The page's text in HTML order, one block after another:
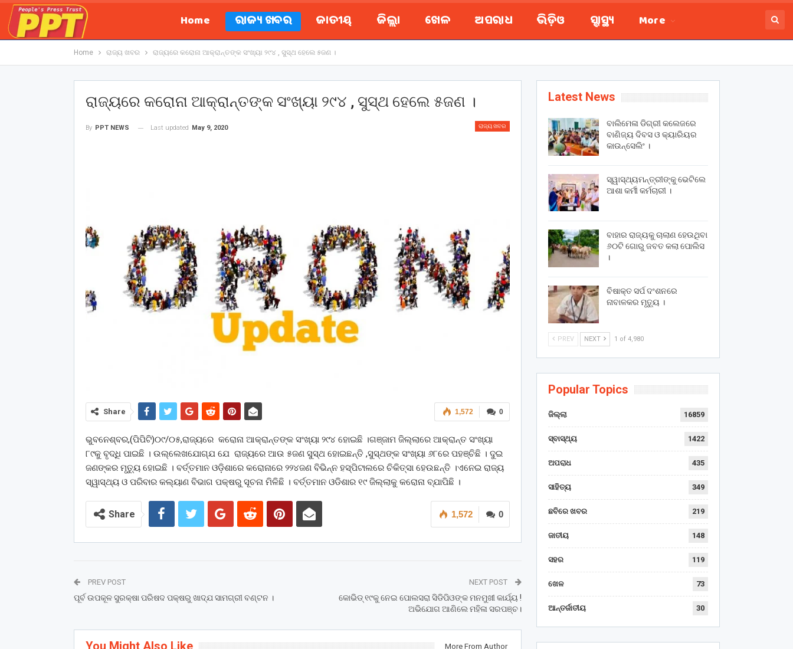
Home ରାଜ୍ୟ ଖବର ଜାତୀୟ ଜିଲ୍ଲା ଖେଳ ଅପରାଧ ଭିଡ଼ିଓ ସ୍ବାସ୍ଥ୍ୟ More
Home ରାଜ୍ୟ ଖବର ରାଜ୍ୟରେ କରୋନା ଆକ୍ରାନ୍ତଙ୍କ ସଂଖ୍ୟା ୨୯୪ , ସୁସ୍ଥ ହେଲେ ୫ଜଣ ।
ରାଜ୍ୟରେ କରୋନା ଆକ୍ରାନ୍ତଙ୍କ ସଂଖ୍ୟା ୨୯୪ , ସୁସ୍ଥ ହେଲେ ୫ଜଣ ।
ରାଜ୍ୟ ଖବର
By PPT NEWS Last updated May 9, 2020
0
1,572
Share
ଭୁବନେଶ୍ବର,(ପିପିଟି)୦୯/୦୫,ରାଜ୍ୟରେ କରୋନା ଆକ୍ରାନ୍ତଙ୍କ ସଂଖ୍ୟା ୨୯୪ ହୋଇଛି ।ଗଞ୍ଜାମ ଜିଲ୍ଲାରେ ଆକ୍ରାନ୍ତ ସଂଖ୍ୟା
୮୯କୁ ବୃଦ୍ଧି ପାଇଛି । ଉଲ୍ଲେଖଯୋଗ୍ଯ ଯେ ରାଜ୍ୟରେ ଆଉ ୫ଜଣ ସୁସ୍ଥ ହୋଇଛନ୍ତି ,ସୁସ୍ଥଙ୍କ ସଂଖ୍ୟା ୬୮ରେ ପହଞ୍ଚିଛି । ଦୁଇ
ଜଣଙ୍କର ମୃତ୍ୟୁ ହୋଇଛି । ବର୍ତ୍ତମାନ ଓଡ଼ିଶାରେ କରୋନାରେ ୨୨୪ଜଣ ବିଭିନ୍ନ ହସ୍ପିଟାଲରେ ଚିକିତ୍ସା ହେଉଛନ୍ତି ।ଏନେଇ ରାଜ୍ୟ
ସ୍ୱାସ୍ଥ୍ୟ ଓ ପରିବାର କଲ୍ୟାଣ ବିଭାଗ ପକ୍ଷରୁ ସୂଚନା ମିଳିଛି । ବର୍ତ୍ତମାନ ଓଡିଶାର ୧୯ ଜିଲ୍ଲାକୁ କରୋନା ବ୍ଯାପିଛି ।
0
1,572
Share
PREV POST
ପୂର୍ବ ଉପକୂଳ ସୁରକ୍ଷା ପରିଷଦ ପକ୍ଷରୁ ଖାଦ୍ଯ ସାମଗ୍ରୀ ବଣ୍ଟନ ।
NEXT POST
କୋଭିଡ୍ ୧୯କୁ ନେଇ ପୋଲସରା ସିଡିପିଓଙ୍କ ମନମୁଖୀ କାର୍ଯ୍ୟ !
ଅଭିଯୋଗ ଆଣିଲେ ମହିଳା ସରପଞ୍ଚ।
More From Author
Latest News
ବାଲିମେଳା ଡିଗ୍ରୀ କଲେଜରେ
ବାଣିଜ୍ୟ ଦିବସ ଓ କ୍ୟାରିୟର
କାଉନ୍ସେଲିଂ ।
ସ୍ୱାସ୍ଥ୍ୟମନ୍ତ୍ରୀଙ୍କୁ ଭେଟିଲେ
ଆଶା କର୍ମୀ କର୍ମଚାରୀ ।
ବାହାର ରାଜ୍ୟକୁ ଚାଲାଣ ହେଉଥିବା
୬୦ଟି ଗୋରୁ ଜବତ କଲା ପୋଲିସ
।
ବିଷାକ୍ତ ସର୍ପ ଦଂଶନରେ
ନାବାଳକର ମୃତ୍ୟୁ ।
PREV NEXT 1 of 4,980
Popular Topics
ଜିଲ୍ଲା 16859
ସ୍ବାସ୍ଥ୍ୟ 1422
ଅପରାଧ 435
ସାହିତ୍ୟ 349
ଛବିରେ ଖବର 219
ଜାତୀୟ 148
ସହର 119
ଖେଳ 73
ଆନ୍ତର୍ଜାତୀୟ 30